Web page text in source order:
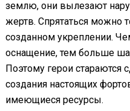
землю, они вылезают
жертв. Спрятаться можно
созданном укреплении.
оснащение, тем больше
Поэтому герои стараются
создания настоящих
имеющиеся ресурсы.